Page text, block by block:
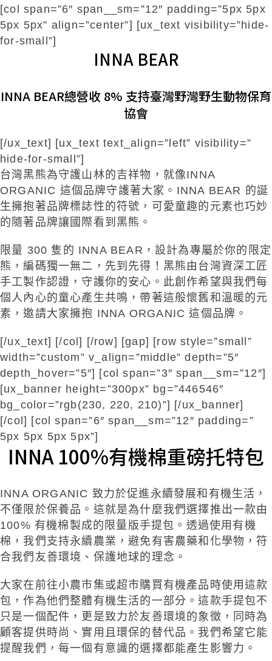
[col span=”6″ span__sm=”12″ padding=”5px 5px
5px 5px” align=”center”] [ux_text visibility=”hide-
for-small”]
INNA BEAR
INNA BEAR總營收 8% 支持臺灣野灣野生動物保育
協會
[/ux_text] [ux_text text_align=”left” visibility=”
hide-for-small”]
台灣黑熊為守護山林的吉祥物，就像INNA
ORGANIC 這個品牌守護著大家。INNA BEAR 的誕
生擁抱著品牌標誌性的符號，可愛童趣的元素也巧妙
的隨著品牌讓國際看到黑熊。
限量 300 隻的 INNA BEAR，設計為專屬於你的限定
熊，編碼獨一無二，先到先得！黑熊由台灣資深工匠
手工製作認證，守護你的安心。此創作希望與我們每
個人內心的童心產生共鳴，帶著這般懷舊和溫暖的元
素，邀請大家擁抱 INNA ORGANIC 這個品牌。
[/ux_text] [/col] [/row] [gap] [row style=”small”
width=”custom” v_align=”middle” depth=”5″
depth_hover=”5″] [col span=”3″ span__sm=”12″]
[ux_banner height=”300px” bg=”446546″
bg_color=”rgb(230, 220, 210)”] [/ux_banner]
[/col] [col span=”6″ span__sm=”12″ padding=”
5px 5px 5px 5px”]
INNA 100%有機棉重磅托特包
INNA ORGANIC 致力於促進永續發展和有機生活，
不僅限於保養品。這就是為什麼我們選擇推出一款由
100% 有機棉製成的限量版手提包。透過使用有機
棉，我們支持永續農業，避免有害農藥和化學物，符
合我們友善環境、保護地球的理念。
大家在前往小農市集或超市購買有機產品時使用這款
包，作為他們整體有機生活的一部分。這款手提包不
只是一個配件，更是致力於友善環境的象徵，同時為
顧客提供時尚、實用且環保的替代品。我們希望它能
提醒我們，每一個有意識的選擇都能產生影響力。